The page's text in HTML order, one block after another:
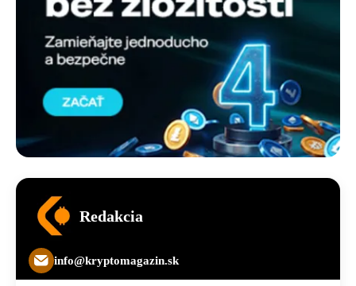
Redakcia
info@kryptomagazin.sk